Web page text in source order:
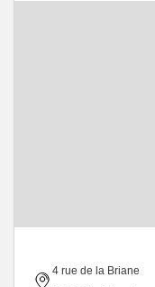
4 rue de la Briane